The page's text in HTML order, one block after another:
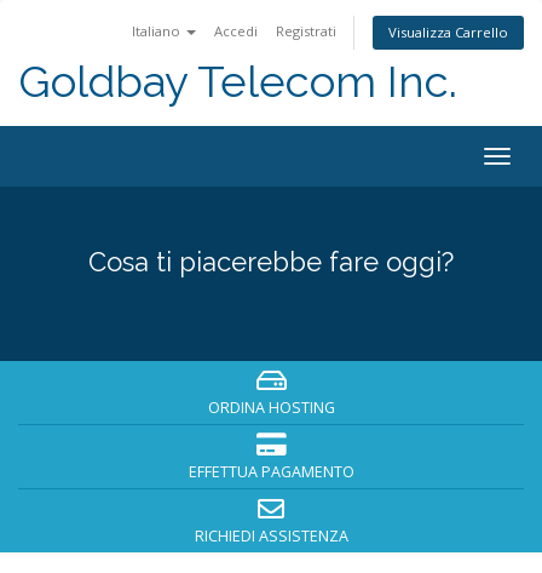
Italiano Accedi Registrati Visualizza Carrello
Goldbay Telecom Inc.
Cosa ti piacerebbe fare oggi?
ORDINA HOSTING
EFFETTUA PAGAMENTO
RICHIEDI ASSISTENZA